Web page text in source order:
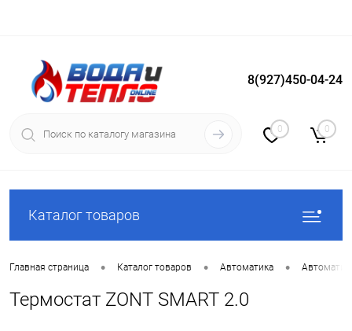
Вход Регистрация
8(927)450-04-24
0 0
Каталог товаров
Главная страница • Каталог товаров • Автоматика •
Термостат ZONT SMART 2.0